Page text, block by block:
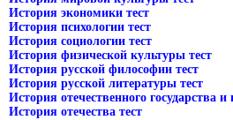
История экономики тест
История психологии тест
История социологии тест
История физической культуры тест
История русской философии тест
История русской литературы тест
История отечественного государства и
История отечества тест